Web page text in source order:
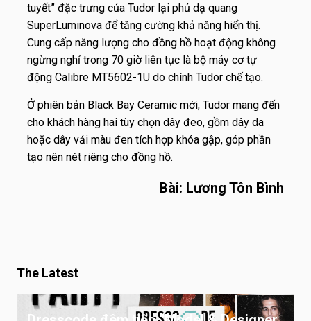
tuyết” đặc trưng của Tudor lại phủ dạ quang
SuperLuminova để tăng cường khả năng hiển thị.
Cung cấp năng lượng cho đồng hồ hoạt động không
ngừng nghỉ trong 70 giờ liên tục là bộ máy cơ tự
động Calibre MT5602-1U do chính Tudor chế tạo.
Ở phiên bản Black Bay Ceramic mới, Tudor mang đến
cho khách hàng hai tùy chọn dây đeo, gồm dây da
hoặc dây vải màu đen tích hợp khóa gập, góp phần
tạo nên nét riêng cho đồng hồ.
Bài: Lương Tôn Bình
The Latest